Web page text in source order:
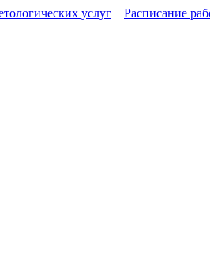
услуг Расписание